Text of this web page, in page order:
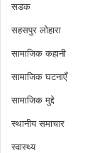
सडक
सहसपुर लोहारा
सामाजिक कहानी
सामाजिक घटनाएँ
सामाजिक मुद्दे
स्थानीय समाचार
स्वास्थ्य